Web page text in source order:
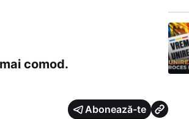
comod.
Abonează-te